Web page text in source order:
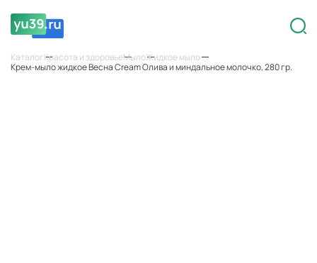
КаталогКрасота и здоровьеМылоЖидкое мыло
Крем-мыло жидкое Весна Cream Олива и миндальное молочко, 280 гр.